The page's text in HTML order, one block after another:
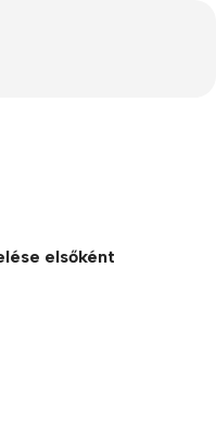
elsőként